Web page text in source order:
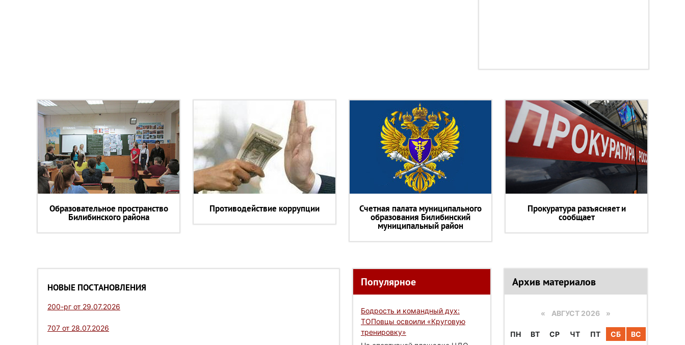
Образовательное пространство
Билибинского района
Противодействие коррупции Счетная палата муниципального
образования Билибинский
муниципальный район
Прокуратура разъясняет и
сообщает
НОВЫЕ ПОСТАНОВЛЕНИЯ
200-рг от 29.07.2026
707 от 28.07.2026
Популярное
Бодрость и командный дух:
ТОПовцы освоили «Круговую
тренировку»
Архив материалов
« АВГУСТ 2026 »
ПН ВТ СР ЧТ ПТ СБ ВС